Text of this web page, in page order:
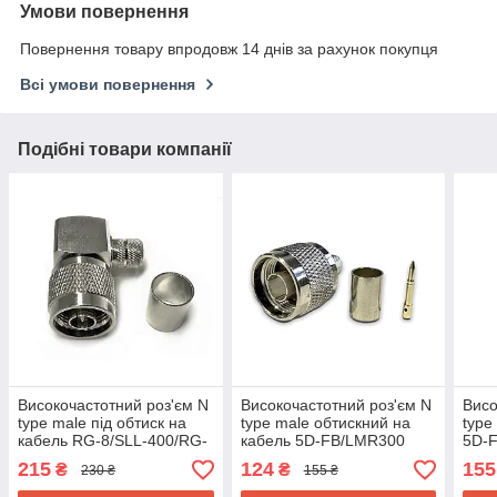
Умови повернення
Повернення товару впродовж 14 днів за рахунок покупця
Всі умови повернення
Подібні товари компанії
Високочастотний роз'єм N
type male під обтиск на
кабель RG-8/SLL-400/RG-
213 кутовий
215 ₴ 230 ₴
Високочастотний роз'єм N
type male обтискний на
кабель 5D-FB/LMR300
латунь премиум
124₴ 155 ₴
type
5D-
155